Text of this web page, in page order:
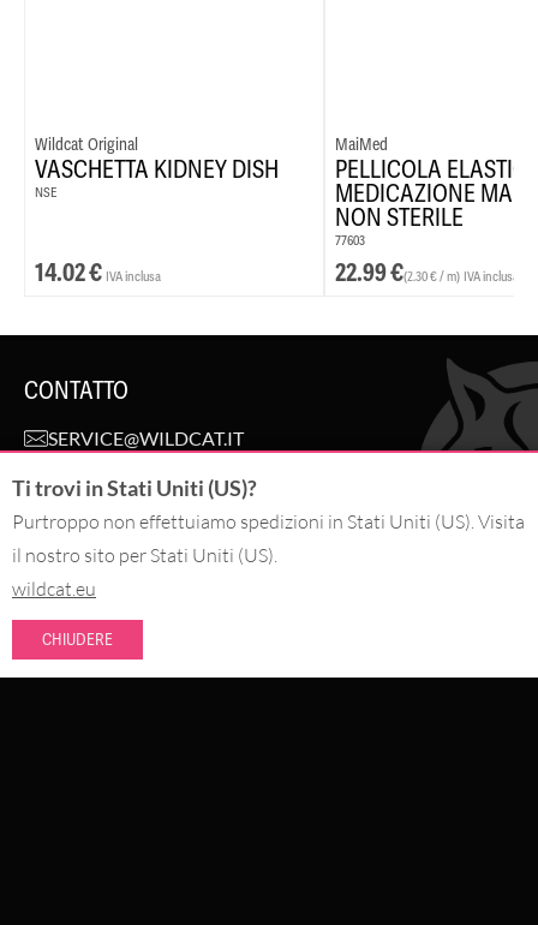
Wildcat Original
VASCHETTA KIDNEY DISH
NSE
14.02€ IVA inclusa
MaiMed
PELLICOLA
MEDICAZIONE
NON STERILE
77603
22.99€(2.30 € / m) IVA inclusa
CONTATTO
SERVICE@WILDCAT.IT
@WILDCAT.IT
FB.COM/WILDCATOFFICIAL
PINTEREST.COM/WILDCATITALIA
PAGA CON
Ti trovi in Stati Uniti (US)?
Purtroppo non effettuiamo spedizioni in Stati Uniti (US). Visita
il nostro sito per Stati Uniti (US).
wildcat.eu
CHIUDERE